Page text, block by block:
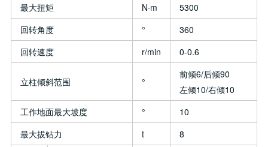
最大扭矩
N·m
5300
回转角度
°
360
回转速度
r/min 0-0.6
立柱倾斜范围 °
前倾6/后倾90
左倾10/右倾10
工作地面最大坡度
°
10
最大拔钻力
t 8